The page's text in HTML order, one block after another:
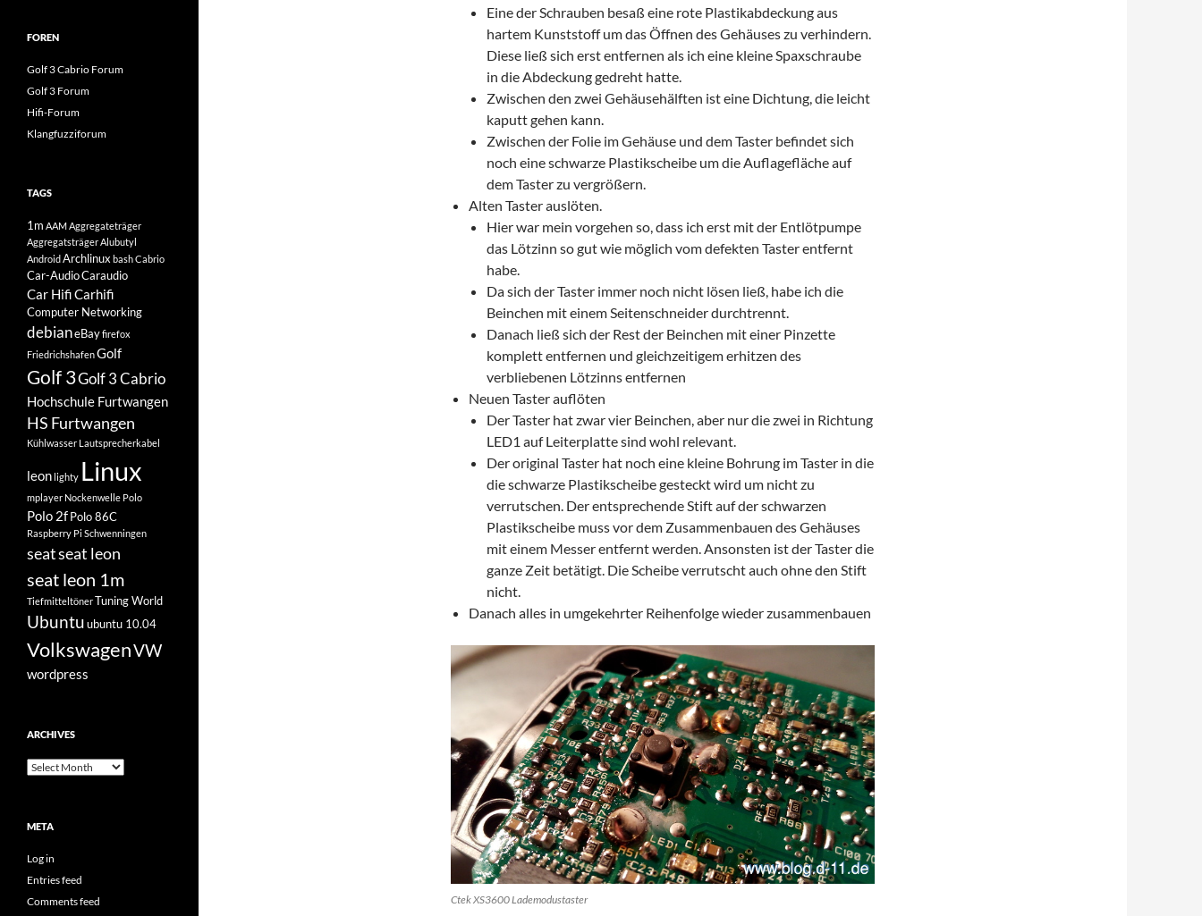
Eine der Schrauben besaß eine rote Plastikabdeckung aus
hartem Kunststoff um das Öffnen des Gehäuses zu verhindern.
Diese ließ sich erst entfernen als ich eine kleine Spaxschraube
in die Abdeckung gedreht hatte.
Zwischen den zwei Gehäusehälften ist eine Dichtung, die leicht
kaputt gehen kann.
Zwischen der Folie im Gehäuse und dem Taster befindet sich
noch eine schwarze Plastikscheibe um die Auflagefläche auf
dem Taster zu vergrößern.
Alten Taster auslöten.
Hier war mein vorgehen so, dass ich erst mit der Entlötpumpe
das Lötzinn so gut wie möglich vom defekten Taster entfernt
habe.
Da sich der Taster immer noch nicht lösen ließ, habe ich die
Beinchen mit einem Seitenschneider durchtrennt.
Danach ließ sich der Rest der Beinchen mit einer Pinzette
komplett entfernen und gleichzeitigem erhitzen des
verbliebenen Lötzinns entfernen
Neuen Taster auflöten
Der Taster hat zwar vier Beinchen, aber nur die zwei in Richtung
LED1 auf Leiterplatte sind wohl relevant.
Der original Taster hat noch eine kleine Bohrung im Taster in die
die schwarze Plastikscheibe gesteckt wird um nicht zu
verrutschen. Der entsprechende Stift auf der schwarzen
Plastikscheibe muss vor dem Zusammenbauen des Gehäuses
mit einem Messer entfernt werden. Ansonsten ist der Taster die
ganze Zeit betätigt. Die Scheibe verrutscht auch ohne den Stift
nicht.
Danach alles in umgekehrter Reihenfolge wieder zusammenbauen
Ctek XS3600 Lademodustaster
FOREN
Golf 3 Cabrio Forum
Golf 3 Forum
Hifi-Forum
Klangfuzziforum
TAGS
1m AAMAggregateträger
AggregatsträgerAlubutyl
AndroidArchlinux bashCabrio
Car-AudioCaraudio
Car HifiCarhifi
Computer Networking
debianeBayfirefox
FriedrichshafenGolf
Golf 3Golf 3 Cabrio
Hochschule Furtwangen
HS Furtwangen
Kühlwasser Lautsprecherkabel
leonlighty Linux
mplayer Nockenwelle Polo
Polo 2fPolo 86C
Raspberry Pi Schwenningen
seatseat leon
seat leon 1m
TiefmitteltönerTuning World
Ubuntuubuntu 10.04
VolkswagenVW
wordpress
ARCHIVES
Archives
META
Log in
Entries feed
Comments feed